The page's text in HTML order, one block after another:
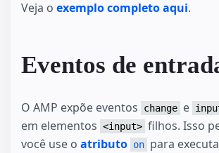
Veja o exemplo completo aqui.
Eventos de
O AMP expõe eventos change e
em elementos <input> filhos. Isso
você use o atributo on para